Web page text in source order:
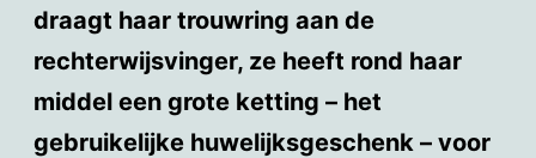
draagt haar trouwring aan de
rechterwijsvinger, ze heeft rond haar
middel een grote ketting – het
gebruikelijke huwelijksgeschenk – voor